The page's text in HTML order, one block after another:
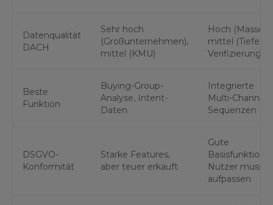
Datenqualität
DACH
Sehr hoch
(Großunternehmen),
mittel (KMU)
Hoch (Masse),
mittel (Tiefe &
Verifizierung)
Beste
Funktion
Buying-Group-
Analyse, Intent-
Daten
Integrierte
Multi-Channel-
Sequenzen
DSGVO-
Konformität
Starke Features,
aber teuer erkauft
Gute
Nutzer muss
aufpassen